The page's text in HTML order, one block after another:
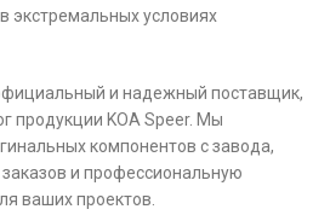
экстремальных условиях
и надежный поставщик,
продукции KOA Speer. Мы
компонентов с завода,
и профессиональную
ваших проектов.